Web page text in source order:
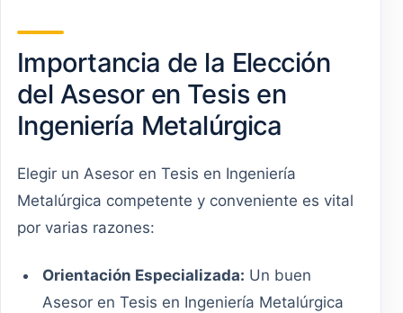
Importancia de la Elección
del Asesor en Tesis en
Ingeniería Metalúrgica
Elegir un Asesor en Tesis en Ingeniería
Metalúrgica competente y conveniente es vital
por varias razones:
Orientación Especializada: Un buen
Asesor en Tesis en Ingeniería Metalúrgica